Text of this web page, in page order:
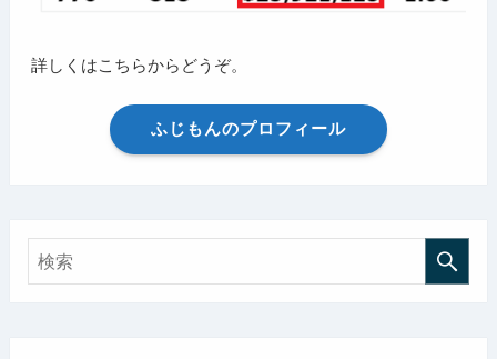
詳しくはこちらからどうぞ。
ふじもんのプロフィール